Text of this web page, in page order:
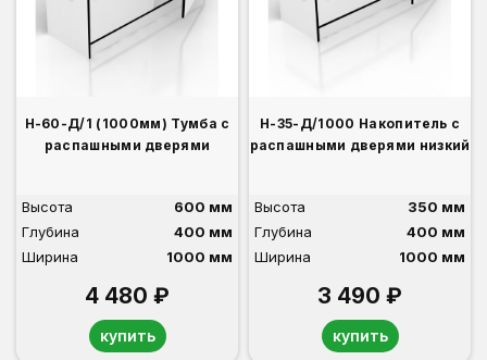
Н-60-Д/1 (1000мм) Тумба с
распашными дверями
Высота
600 мм
Глубина
400 мм
Ширина
1000 мм
4 480 ₽
купить
Н-35-Д/1000 Накопитель с
распашными дверями низкий
Высота
350 мм
Глубина
400 мм
Ширина
1000 мм
3 490 ₽
купить